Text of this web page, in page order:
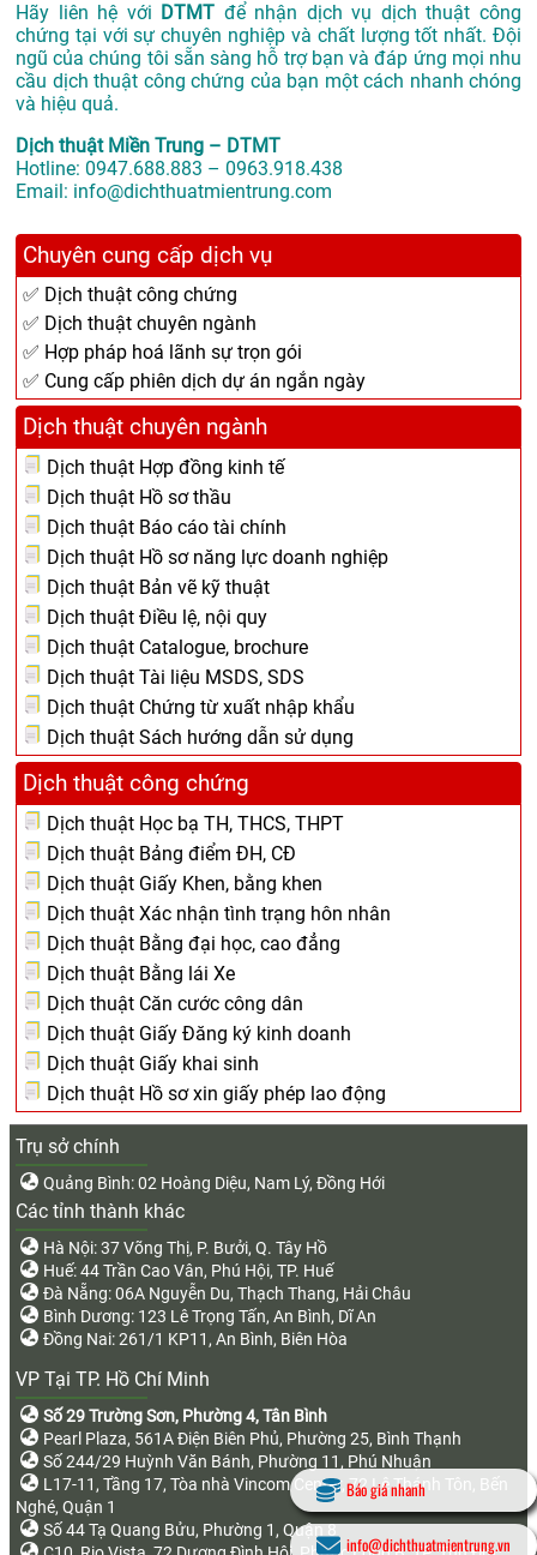
Hãy liên hệ với DTMT để nhận dịch vụ dịch thuật công
chứng tại với sự chuyên nghiệp và chất lượng tốt nhất. Đội
ngũ của chúng tôi sẵn sàng hỗ trợ bạn và đáp ứng mọi nhu
cầu dịch thuật công chứng của bạn một cách nhanh chóng
và hiệu quả.
Dịch thuật Miền Trung – DTMT
Hotline: 0947.688.883 – 0963.918.438
Email: info@dichthuatmientrung.com
Chuyên cung cấp dịch vụ
✅ Dịch thuật công chứng
✅ Dịch thuật chuyên ngành
✅ Hợp pháp hoá lãnh sự trọn gói
✅ Cung cấp phiên dịch dự án ngắn ngày
Dịch thuật chuyên ngành
Dịch thuật Hợp đồng kinh tế
Dịch thuật Hồ sơ thầu
Dịch thuật Báo cáo tài chính
Dịch thuật Hồ sơ năng lực doanh nghiệp
Dịch thuật Bản vẽ kỹ thuật
Dịch thuật Điều lệ, nội quy
Dịch thuật Catalogue, brochure
Dịch thuật Tài liệu MSDS, SDS
Dịch thuật Chứng từ xuất nhập khẩu
Dịch thuật Sách hướng dẫn sử dụng
Dịch thuật công chứng
Dịch thuật Học bạ TH, THCS, THPT
Dịch thuật Bảng điểm ĐH, CĐ
Dịch thuật Giấy Khen, bằng khen
Dịch thuật Xác nhận tình trạng hôn nhân
Dịch thuật Bằng đại học, cao đẳng
Dịch thuật Bằng lái Xe
Dịch thuật Căn cước công dân
Dịch thuật Giấy Đăng ký kinh doanh
Dịch thuật Giấy khai sinh
Dịch thuật Hồ sơ xin giấy phép lao động
Trụ sở chính
Quảng Bình: 02 Hoàng Diệu, Nam Lý, Đồng Hới
Các tỉnh thành khác
Hà Nội: 37 Võng Thị, P. Bưởi, Q. Tây Hồ
Huế: 44 Trần Cao Vân, Phú Hội, TP. Huế
Đà Nẵng: 06A Nguyễn Du, Thạch Thang, Hải Châu
Bình Dương: 123 Lê Trọng Tấn, An Bình, Dĩ An
Đồng Nai: 261/1 KP11, An Bình, Biên Hòa
VP Tại TP. Hồ Chí Minh
Số 29 Trường Sơn, Phường 4, Tân Bình
Pearl Plaza, 561A Điện Biên Phủ, Phường 25, Bình Thạnh
Số 244/29 Huỳnh Văn Bánh, Phường 11, Phú Nhuận
L17-11, Tầng 17, Tòa nhà Vincom Center, 72 Lê Thánh Tôn, Bến
Nghé, Quận 1
Số 44 Tạ Quang Bửu, Phường 1, Quận 8
Báo giá nhanh
info@dichthuatmientrung.vn